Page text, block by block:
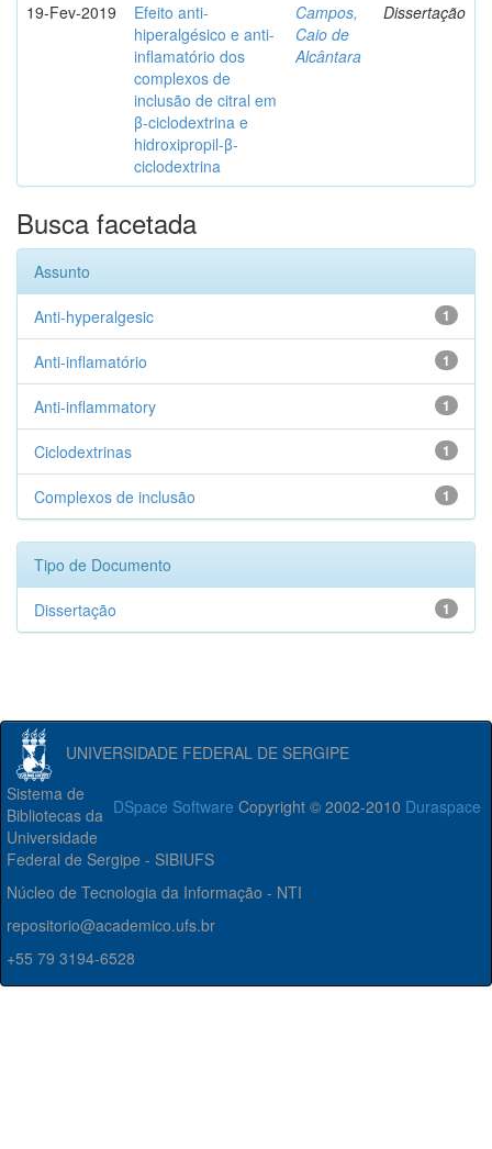
19-Fev-2019
Efeito anti-
hiperalgésico e anti-
inflamatório dos
complexos de
inclusão de citral em
β-ciclodextrina e
hidroxipropil-β-
ciclodextrina
Campos,
Caio de
Alcântara
Dissertação
Busca facetada
Assunto
1
Anti-hyperalgesic
1
Anti-inflamatório
1
Anti-inflammatory
1
Ciclodextrinas
1
Complexos de inclusão
Tipo de Documento
1
Dissertação
UNIVERSIDADE FEDERAL DE SERGIPE
DSpace Software Copyright © 2002-2010 Duraspace
Sistema de
Bibliotecas da
Universidade
Federal de Sergipe - SIBIUFS
Núcleo de Tecnologia da Informação - NTI
repositorio@academico.ufs.br
+55 79 3194-6528